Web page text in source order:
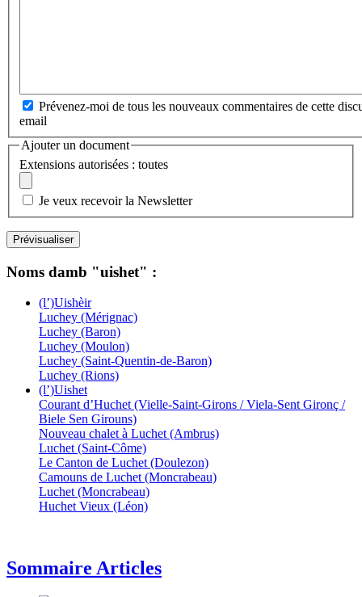
Prévenez-moi de tous les nouveaux commentaires de cette
email
Ajouter un document
Extensions autorisées : toutes
Je veux recevoir la Newsletter
Noms damb "uishet" :
(l’)Uishèir
Luchey (Mérignac)
Luchey (Baron)
Luchey (Moulon)
Luchey (Saint-Quentin-de-Baron)
Luchey (Rions)
(l’)Uishet
Courant d’Huchet (Vielle-Saint-Girons / Viela-Sent Gironç /
Biele Sen Girouns)
Nouveau chalet à Luchet (Ambrus)
Luchet (Saint-Côme)
Le Canton de Luchet (Doulezon)
Camouns de Luchet (Moncrabeau)
Luchet (Moncrabeau)
Huchet Vieux (Léon)
Sommaire Articles